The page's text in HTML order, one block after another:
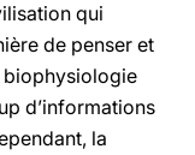
qui
de penser et
biophysiologie
d’informations
la